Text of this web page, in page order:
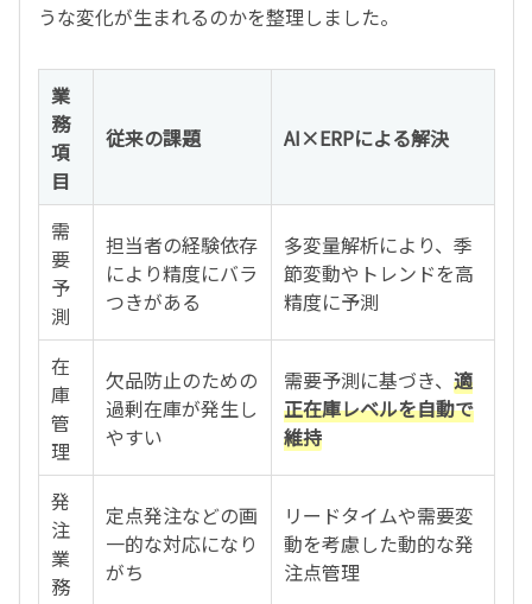
うな変化が生まれるのかを整理しました。
業
務
項
目
従来の課題 AI×ERPによる解決
需
要
予
測
担当者の経験依存
により精度にバラ
つきがある
多変量解析により、季
節変動やトレンドを高
精度に予測
在
庫
管
理
欠品防止のための
過剰在庫が発生し
やすい
需要予測に基づき、 適
正在庫レベルを自動で
維持
発
注
業
務
定点発注などの画
一的な対応になり
がち
リードタイムや需要変
動を考慮した動的な発
注点管理